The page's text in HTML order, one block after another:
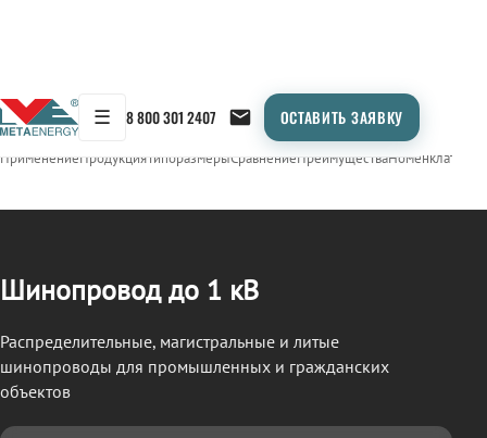
☰ 8 800 301 2407 ОСТАВИТЬ ЗАЯВКУ
← Продукция/ШИНОПРОВОД
ПрименениеПродукцияТипоразмерыСравнениеПреимуществаНоменклатура
Шинопровод до 1 кВ
Распределительные, магистральные и литые
шинопроводы для промышленных и гражданских
объектов